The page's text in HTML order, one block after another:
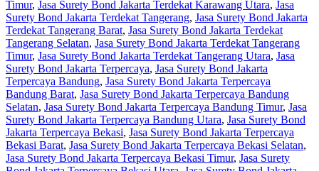
Timur, Jasa Surety Bond Jakarta Terdekat Karawang Utara, Jasa
Surety Bond Jakarta Terdekat Tangerang, Jasa Surety Bond Jakarta
Terdekat Tangerang Barat, Jasa Surety Bond Jakarta Terdekat
Tangerang Selatan, Jasa Surety Bond Jakarta Terdekat Tangerang
Timur, Jasa Surety Bond Jakarta Terdekat Tangerang Utara, Jasa
Surety Bond Jakarta Terpercaya, Jasa Surety Bond Jakarta
Terpercaya Bandung, Jasa Surety Bond Jakarta Terpercaya
Bandung Barat, Jasa Surety Bond Jakarta Terpercaya Bandung
Selatan, Jasa Surety Bond Jakarta Terpercaya Bandung Timur, Jasa
Surety Bond Jakarta Terpercaya Bandung Utara, Jasa Surety Bond
Jakarta Terpercaya Bekasi, Jasa Surety Bond Jakarta Terpercaya
Bekasi Barat, Jasa Surety Bond Jakarta Terpercaya Bekasi Selatan,
Jasa Surety Bond Jakarta Terpercaya Bekasi Timur, Jasa Surety